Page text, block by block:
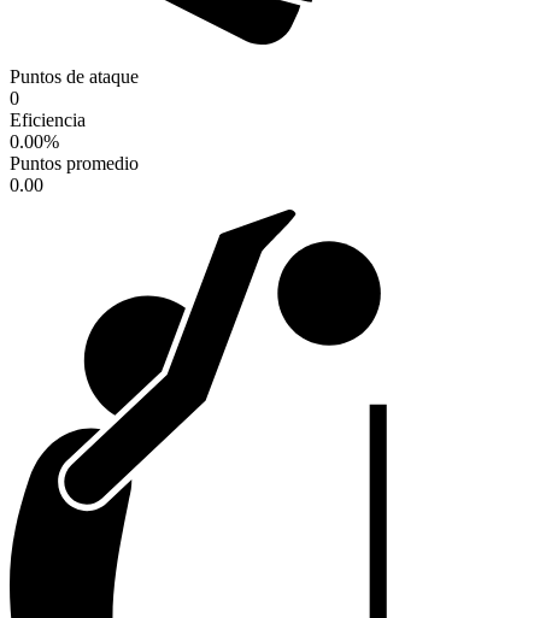
Puntos de ataque
0
Eficiencia
0.00%
Puntos promedio
0.00